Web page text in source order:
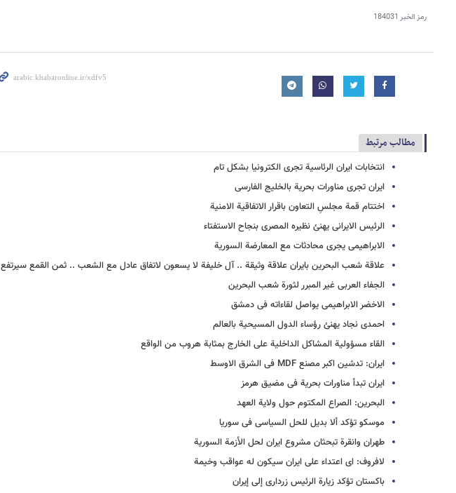
رمز الخبر 184031
مطالب مرتبط
انتخابات ایران الرئاسیة تجری الکترونیا بشکل تام
ایران تجری مناورات بحریة بالخلیج الفارسی
اختتام قمة مجلسِ التعاون باقرار الاتفاقیة الامنیة
الرئیس الایرانی یهنئ نظیره المصری بنجاح الاستفتاء
الابراهیمی یجری محادثات مع المعارضة السوریة
علاقة شعب البحرین بایران علاقة وثیقة .. آل خلیفة لا یسعون لاتفاق عادل مع الشعب .. ثمن القمع سیرتفع
الجفاء العربی غیر المبرر لثورة شعب البحرین
الاخضر الابراهیمی یواصل لقاءاته فی دمشق
احمدی نجاد یهنئ رؤساء الدول المسیحیة بالعالم
القاء مسؤولیة المشاکل الداخلیة علی الخارج بمثابة هروب من الواقع
ایران: تدشین اکبر مصنع MDF فی الشرق الاوسط
ایران تبدأ مناورات بحریة فی مضیق هرمز
البحرین: الصراع المکتوم حول ولایة العهد
موسکو تؤکد ألا بدیل للحل السیاسی فی سوریا
طهران وانقرة تبحثان مشروع ایران لحل الأزمة السوریة
لافروف: ای اعتداء على ایران سیکون له عواقب وخیمة
باکستان تؤکد زیارة الرئیس زرداری إلی إیران